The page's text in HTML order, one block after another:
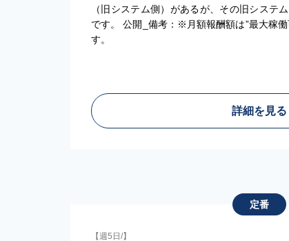
（旧システム側）があるが、その旧システ
です。 公開_備考：※月額報酬額は”最大稼
す。
詳細を見る
定番
【週5日/】